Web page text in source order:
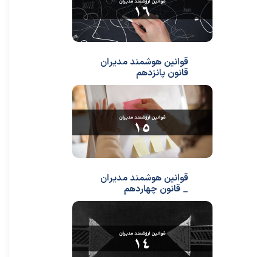
قوانین هوشمند مدیران
قانون پانزدهم
قوانین هوشمند مدیران
_ قانون چهاردهم